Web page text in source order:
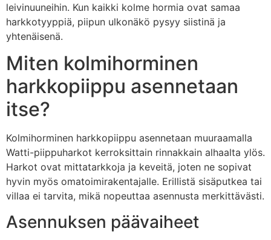
leivinuuneihin. Kun kaikki kolme hormia ovat samaa
harkkotyyppiä, piipun ulkonäkö pysyy siistinä ja
yhtenäisenä.
Miten kolmihorminen
harkkopiippu asennetaan
itse?
Kolmihorminen harkkopiippu asennetaan muuraamalla
Watti-piippuharkot kerroksittain rinnakkain alhaalta ylös.
Harkot ovat mittatarkkoja ja keveitä, joten ne sopivat
hyvin myös omatoimirakentajalle. Erillistä sisäputkea tai
villaa ei tarvita, mikä nopeuttaa asennusta merkittävästi.
Asennuksen päävaiheet